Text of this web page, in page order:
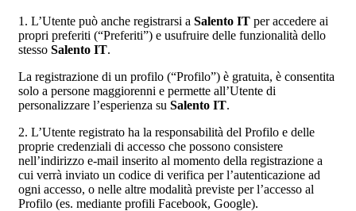
1. L’Utente può anche registrarsi a Salento IT per accedere ai
propri preferiti (“Preferiti”) e usufruire delle funzionalità dello
stesso Salento IT.
La registrazione di un profilo (“Profilo”) è gratuita, è consentita
solo a persone maggiorenni e permette all’Utente di
personalizzare l’esperienza su Salento IT.
2. L’Utente registrato ha la responsabilità del Profilo e delle
proprie credenziali di accesso che possono consistere
nell’indirizzo e-mail inserito al momento della registrazione a
cui verrà inviato un codice di verifica per l’autenticazione ad
ogni accesso, o nelle altre modalità previste per l’accesso al
Profilo (es. mediante profili Facebook, Google).